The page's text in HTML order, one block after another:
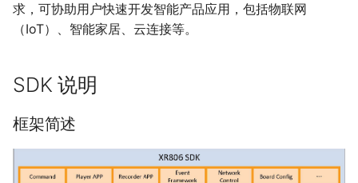
应用示例
Hello Word
蓝牙连接
求，可协助用户快速开发智能产品应用，包括物联网
（IoT）、智能家居、云连接等。
SDK 说明
框架简述